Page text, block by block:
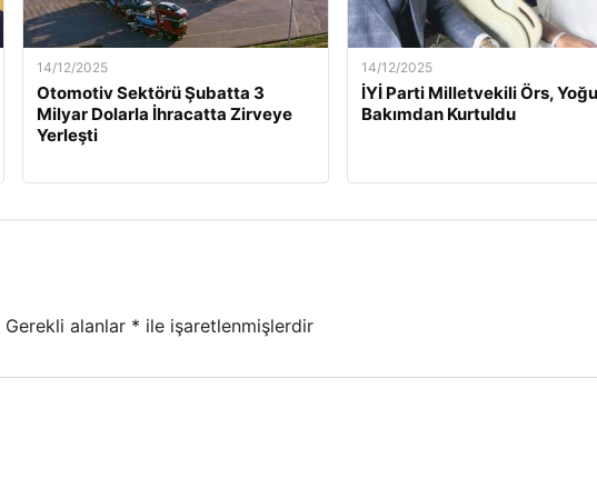
14/12/2025
Otomotiv Sektörü Şubatta 3
Milyar Dolarla İhracatta Zirveye
Yerleşti
14/12/2025
İYİ Parti Milletvekili Örs,
Bakımdan Kurtuldu
Gerekli alanlar * ile işaretlenmişlerdir